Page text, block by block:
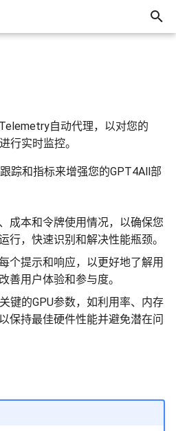
地
本
AI
集
自动代理，以对您的
行实时监控。
踪和指标来增强您的GPT4All部
成本和令牌使用情况，以确保您
行，快速识别和解决性能瓶颈。
个提示和响应，以更好地了解用
善用户体验和参与度。
键的GPU参数，如利用率、内存
保持最佳硬件性能并避免潜在问